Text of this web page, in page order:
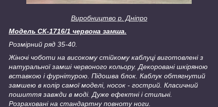
Виробництво р. Дніпро
Модель СК-1716/1 червона замша.
Розмірний ряд 35-40.
Жіночі чоботи на високому стійкому каблуці виготовлені з
натуральної замші червоного кольору. Декоровані шкіряною
вставкою і фурнітурою. Підошва блок. Каблук обтягнутий
замшею в колір самої моделі, носок - гострий. Класичний
пошиття завжди в моді. Дуже ефектні і стильні.
Розраховані на стандартну повноту ноги.